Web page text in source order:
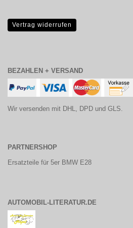
Vertrag widerrufen
BEZAHLEN + VERSAND
Wir versenden mit DHL, DPD und GLS.
PARTNERSHOP
Ersatzteile für 5er BMW E28
AUTOMOBIL-LITERATUR.DE